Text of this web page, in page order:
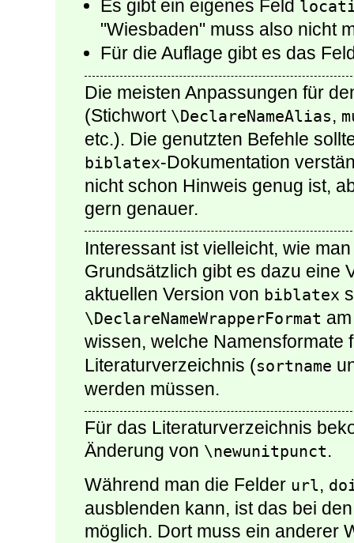
Es gibt ein eigenes Feld
"Wiesbaden" muss also nicht
Für die Auflage gibt es das
Die meisten Anpassungen für
(Stichwort \DeclareNameAlias,
etc.). Die genutzten Befehle
biblatex-Dokumentation
nicht schon Hinweis genug ist,
gern genauer.
Interessant ist vielleicht, wie
Grundsätzlich gibt es dazu eine
aktuellen Version von biblatex
\DeclareNameWrapperFormat
wissen, welche Namensformate
Literaturverzeichnis (sortname
werden müssen.
Für das Literaturverzeichnis
Änderung von \newunitpunct.
Während man die Felder url,
ausblenden kann, ist das bei
möglich. Dort muss ein anderer